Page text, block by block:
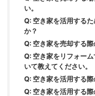
い。
Q: 空き家を活用する
か？
Q: 空き家を売却する際
Q: 空き家をリフォー
いて教えてください。
Q: 空き家を活用する
Q: 空き家を活用する